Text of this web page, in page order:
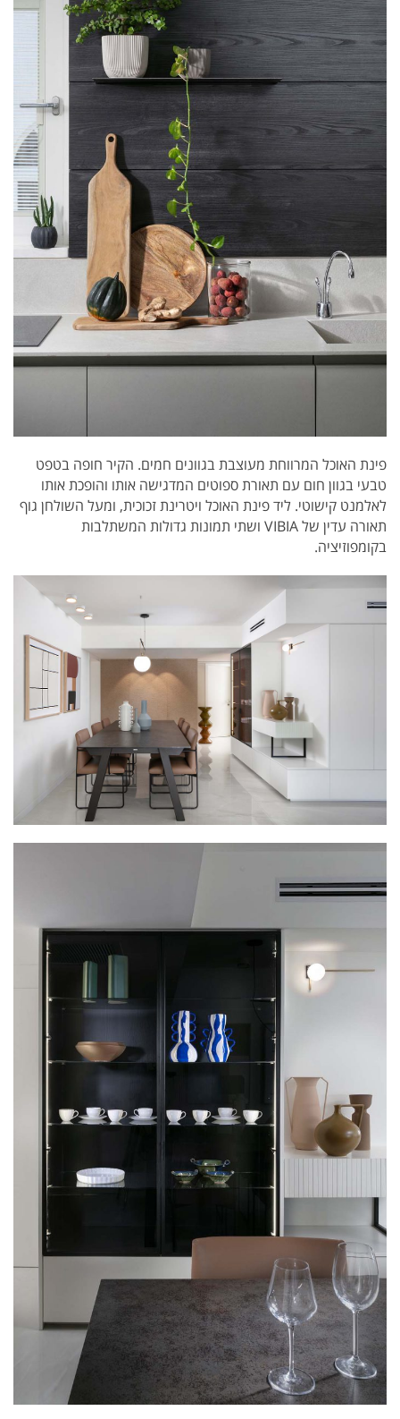
פינת האוכל המרווחת מעוצבת בגוונים חמים. הקיר חופה בטפט
טבעי בגוון חום עם תאורת ספוטים המדגישה אותו והופכת אותו
לאלמנט קישוטי. ליד פינת האוכל ויטרינת זכוכית, ומעל השולחן גוף
תאורה עדין של VIBIA ושתי תמונות גדולות המשתלבות
בקומפוזיציה.